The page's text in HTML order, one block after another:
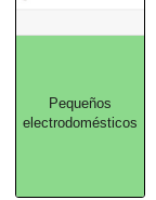
Pequeños
electrodomésticos